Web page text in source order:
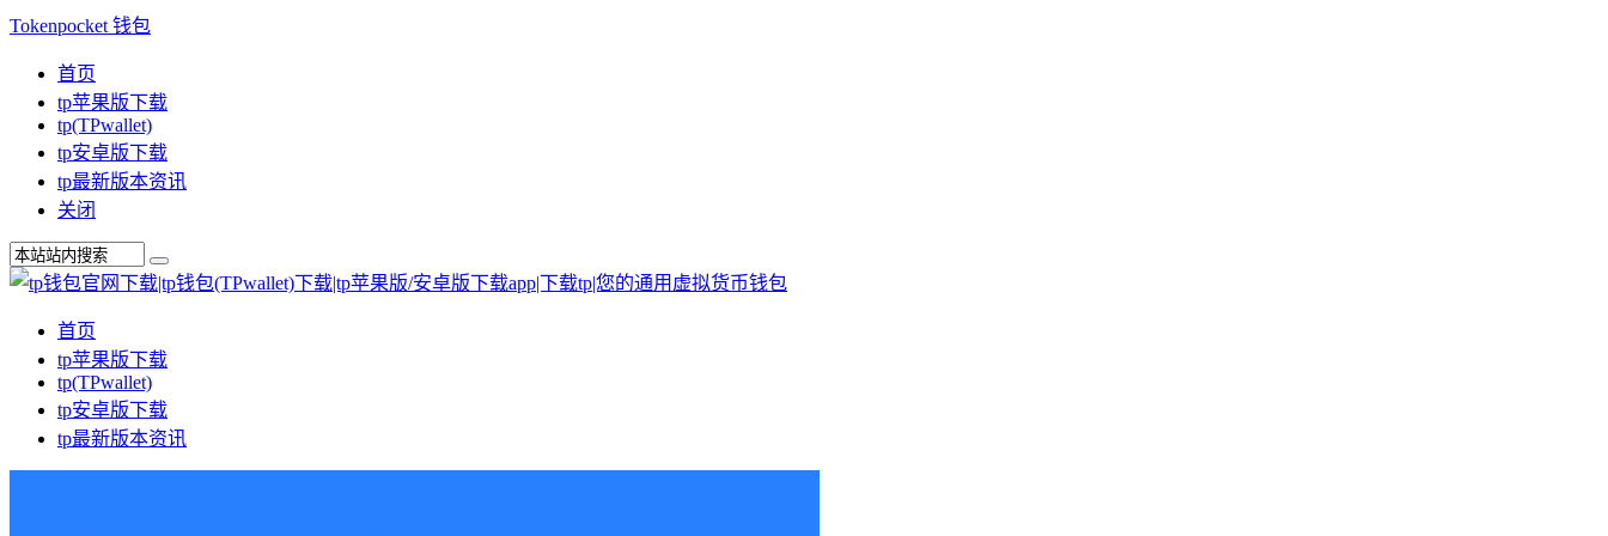
Tokenpocket 钱包
首页
tp苹果版下载
tp(TPwallet)
tp安卓版下载
tp最新版本资讯
关闭
首页
tp苹果版下载
tp(TPwallet)
tp安卓版下载
tp最新版本资讯